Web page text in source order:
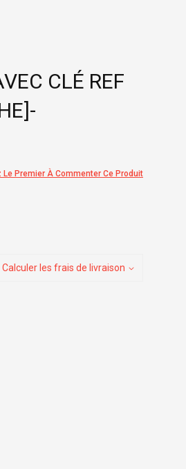
CLÉ REF
Le Premier À Commenter Ce Produit
Calculer les frais de livraison